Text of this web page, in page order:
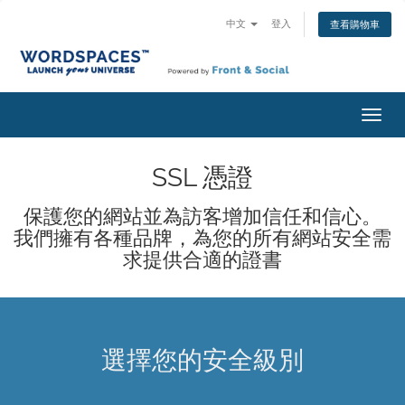
中文 登入 查看購物車
切
換
SSL 憑證
保護您的網站並為訪客增加信任和信心。
我們擁有各種品牌，為您的所有網站安全需
求提供合適的證書
選擇您的安全級別